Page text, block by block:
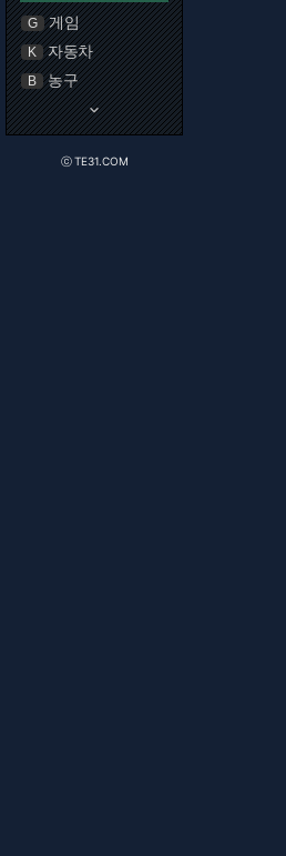
G 게임
K 자동차
B 농구
keyboard_arrow_down
ⓒ TE31.COM